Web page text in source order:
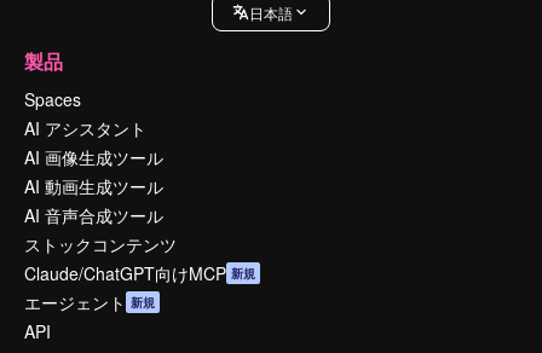
日本語
製品
Spaces
AI アシスタント
AI 画像生成ツール
AI 動画生成ツール
AI 音声合成ツール
ストックコンテンツ
Claude/ChatGPT向けMCP 新規
エージェント 新規
API